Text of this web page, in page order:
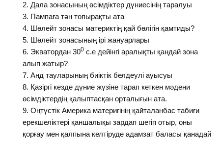
Дала зонасының өсімдіктер дүниесінің таралуы
Пампаға тән топырақты ата
Шөлейт зонасы материктің қай бөлігін қамтиды?
Шөлейт зонасының ірі жануарлары
Экватордан 300с.е дейінгі аралықты қандай зона
алып жатыр?
Анд тауларының биіктік белдеулі ауысуы
Қазіргі кезде дүние жүзіне тарап кеткен мәдени
өсімдіктердің қалыптасқан орталығын ата.
Оңтүстік Америка материгінің қайталанбас табиғи
ерекшеліктері қаншалықы зардап шегіп отыр, оны
қорғау мен қалпына келтіруде адамзат баласы қанадай